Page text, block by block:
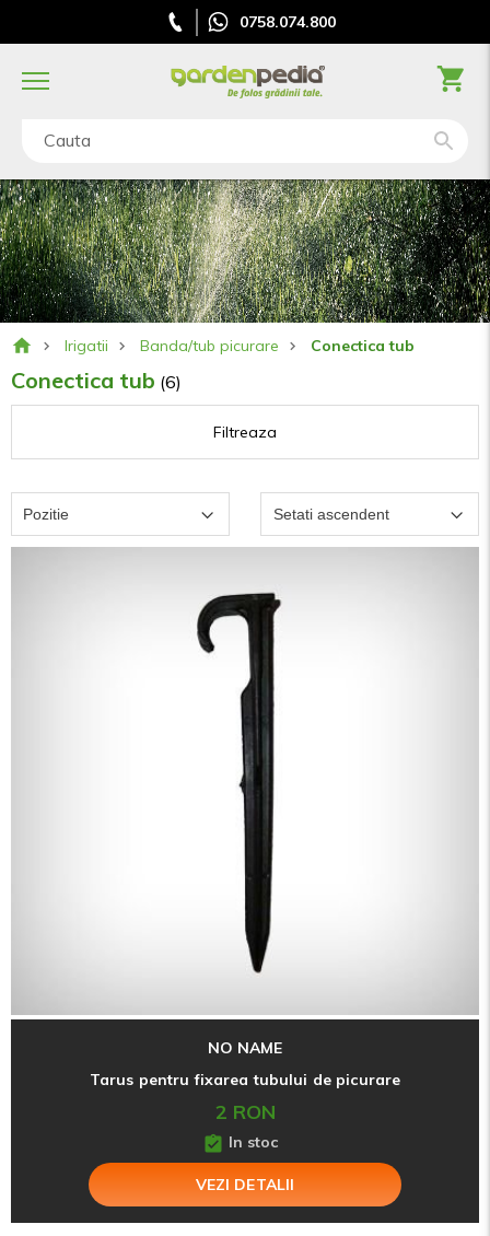
0758.074.800
Cauta
Irigatii Banda/tub picurare Conectica tub
Conectica tub (6)
NO NAME
Tarus pentru fixarea tubului de picurare
2 RON
In stoc
VEZI DETALII
Filtreaza